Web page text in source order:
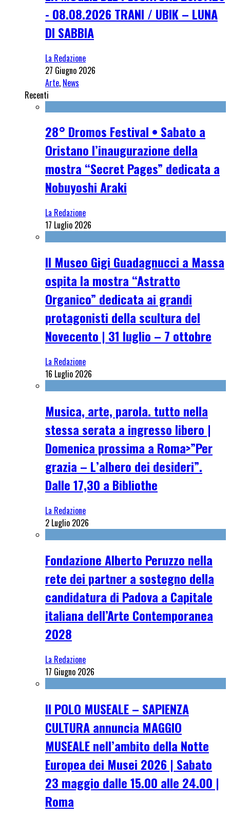
- 08.08.2026 TRANI / UBIK – LUNA
DI SABBIA
La Redazione
27 Giugno 2026
Arte, News
Recenti
28° Dromos Festival • Sabato a
Oristano l’inaugurazione della
mostra “Secret Pages” dedicata a
Nobuyoshi Araki
La Redazione
17 Luglio 2026
Il Museo Gigi Guadagnucci a Massa
ospita la mostra “Astratto
Organico” dedicata ai grandi
protagonisti della scultura del
Novecento | 31 luglio – 7 ottobre
La Redazione
16 Luglio 2026
Musica, arte, parola. tutto nella
stessa serata a ingresso libero |
Domenica prossima a Roma>”Per
grazia – L’albero dei desideri”.
Dalle 17,30 a Bibliothe
La Redazione
2 Luglio 2026
Fondazione Alberto Peruzzo nella
rete dei partner a sostegno della
candidatura di Padova a Capitale
italiana dell’Arte Contemporanea
2028
La Redazione
17 Giugno 2026
Il POLO MUSEALE – SAPIENZA
CULTURA annuncia MAGGIO
MUSEALE nell’ambito della Notte
Europea dei Musei 2026 | Sabato
23 maggio dalle 15.00 alle 24.00 |
Roma